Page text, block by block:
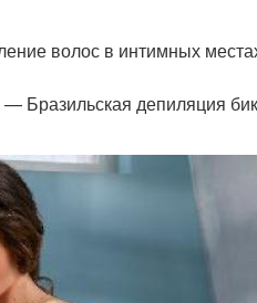
волос в интимных
Бразильская депиляция